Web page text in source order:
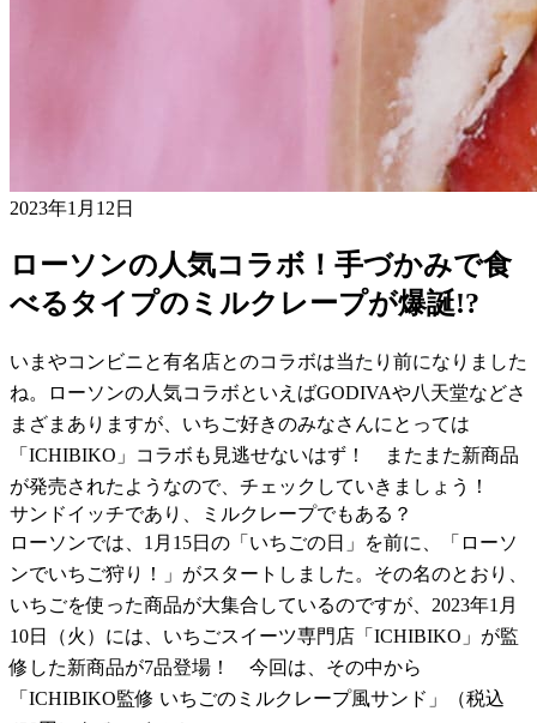
2023年1月12日
ローソンの人気コラボ！手づかみで食
べるタイプのミルクレープが爆誕!?
いまやコンビニと有名店とのコラボは当たり前になりました
ね。ローソンの人気コラボといえばGODIVAや八天堂などさ
まざまありますが、いちご好きのみなさんにとっては
「ICHIBIKO」コラボも見逃せないはず！ またまた新商品
が発売されたようなので、チェックしていきましょう！
サンドイッチであり、ミルクレープでもある？
ローソンでは、1月15日の「いちごの日」を前に、「ローソ
ンでいちご狩り！」がスタートしました。その名のとおり、
いちごを使った商品が大集合しているのですが、2023年1月
10日（火）には、いちごスイーツ専門店「ICHIBIKO」が監
修した新商品が7品登場！ 今回は、その中から
「ICHIBIKO監修 いちごのミルクレープ風サンド」（税込